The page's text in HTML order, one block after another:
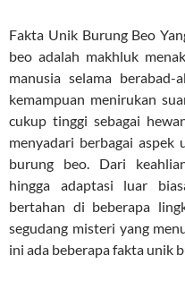
Fakta Unik Burung Beo
beo adalah makhluk
manusia selama berabad-
kemampuan menirukan
cukup tinggi sebagai
menyadari berbagai
burung beo. Dari
hingga adaptasi luar
bertahan di beberapa
segudang misteri yang
ini ada beberapa fakta unik